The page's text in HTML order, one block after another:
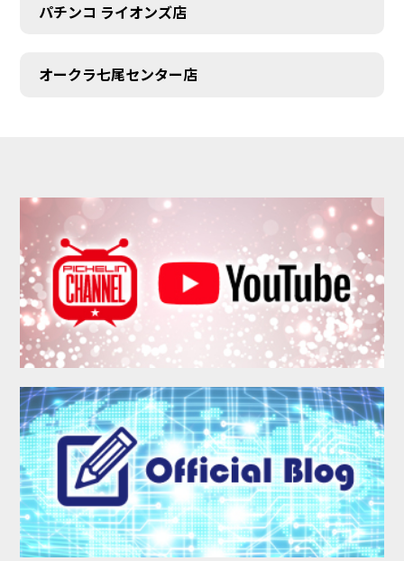
パチンコ ライオンズ店
オークラ七尾センター店